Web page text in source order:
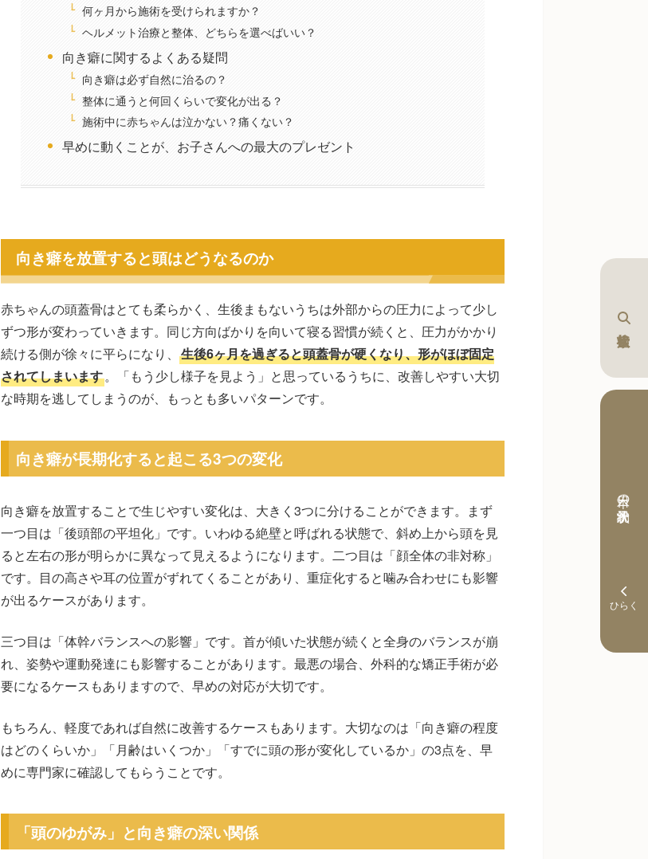
本日の予約状況
何ヶ月から施術を受けられますか？
ヘルメット治療と整体、どちらを選べばいい？
向き癖に関するよくある疑問
向き癖は必ず自然に治るの？
整体に通うと何回くらいで変化が出る？
施術中に赤ちゃんは泣かない？痛くない？
早めに動くことが、お子さんへの最大のプレゼント
向き癖を放置すると頭はどうなるのか
赤ちゃんの頭蓋骨はとても柔らかく、生後まもないうちは外部からの圧力によって少し
ずつ形が変わっていきます。同じ方向ばかりを向いて寝る習慣が続くと、圧力がかかり
続ける側が徐々に平らになり、 生後6ヶ月を過ぎると頭蓋骨が硬くなり、形がほぼ固定
されてしまいます。「もう少し様子を見よう」と思っているうちに、改善しやすい大切
な時期を逃してしまうのが、もっとも多いパターンです。
向き癖が長期化すると起こる3つの変化
向き癖を放置することで生じやすい変化は、大きく3つに分けることができます。まず
一つ目は「後頭部の平坦化」です。いわゆる絶壁と呼ばれる状態で、斜め上から頭を見
ると左右の形が明らかに異なって見えるようになります。二つ目は「顔全体の非対称」
です。目の高さや耳の位置がずれてくることがあり、重症化すると噛み合わせにも影響
が出るケースがあります。
三つ目は「体幹バランスへの影響」です。首が傾いた状態が続くと全身のバランスが崩
れ、姿勢や運動発達にも影響することがあります。最悪の場合、外科的な矯正手術が必
要になるケースもありますので、早めの対応が大切です。
もちろん、軽度であれば自然に改善するケースもあります。大切なのは「向き癖の程度
はどのくらいか」「月齢はいくつか」「すでに頭の形が変化しているか」の3点を、早
めに専門家に確認してもらうことです。
「頭のゆがみ」と向き癖の深い関係